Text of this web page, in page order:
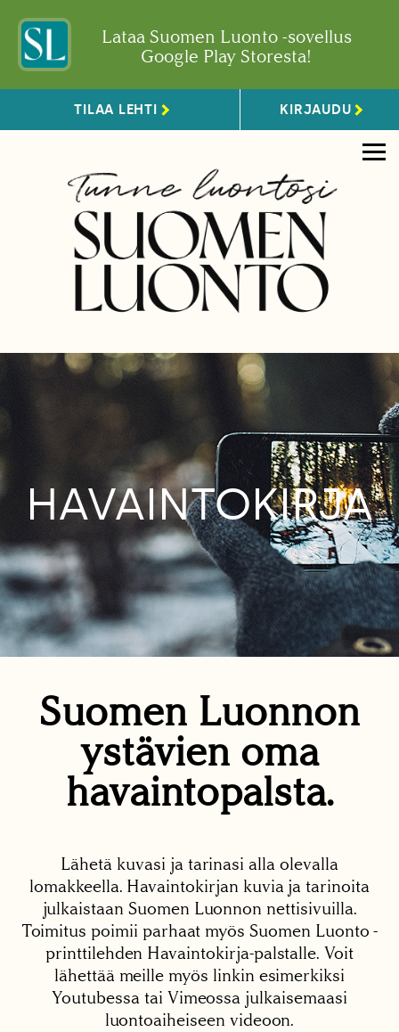
Lataa Suomen Luonto -sovellus
Google Play Storesta!
TILAA LEHTI KIRJAUDU
HAVAINTOKIRJA
Suomen Luonnon
ystävien oma
havaintopalsta.
Lähetä kuvasi ja tarinasi alla olevalla
lomakkeella. Havaintokirjan kuvia ja tarinoita
julkaistaan Suomen Luonnon nettisivuilla.
Toimitus poimii parhaat myös Suomen Luonto -
printtilehden Havaintokirja-palstalle. Voit
lähettää meille myös linkin esimerkiksi
Youtubessa tai Vimeossa julkaisemaasi
luontoaiheiseen videoon.